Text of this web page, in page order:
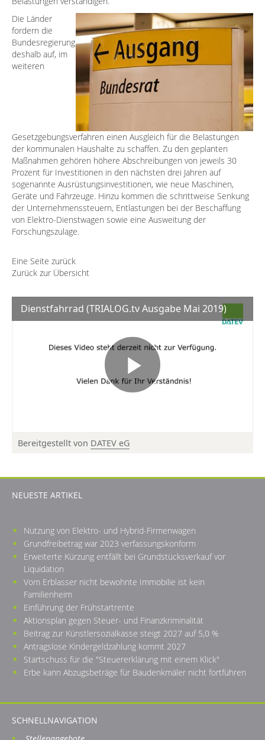
Die Länder
fordern die
Bundesregierung
deshalb auf, im
weiteren
Gesetzgebungsverfahren einen Ausgleich für die Belastungen
der kommunalen Haushalte zu schaffen. Zu den geplanten
Maßnahmen gehören höhere Abschreibungen von jeweils 30
Prozent für Investitionen in den nächsten drei Jahren auf
sogenannte Ausrüstungsinvestitionen, wie neue Maschinen,
Geräte und Fahrzeuge. Hinzu kommen die schrittweise Senkung
der Unternehmenssteuern, Entlastungen bei der Beschaffung
von Elektro-Dienstwagen sowie eine Ausweitung der
Forschungszulage.
Eine Seite zurück
Zurück zur Übersicht
Dienstfahrrad (TRIALOG.tv Ausgabe Mai 2019)
Bereitgestellt von DATEV eG
NEUESTE ARTIKEL
Nutzung von Elektro- und Hybrid-Firmenwagen
Grundfreibetrag war 2023 verfassungskonform
Erweiterte Kürzung entfällt bei Grundstücksverkauf vor
Liquidation
Vom Erblasser nicht bewohnte Immobilie ist kein
Familienheim
Einführung der Frühstartrente
Aktionsplan gegen Steuer- und Finanzkriminalität
Beitrag zur Künstlersozialkasse steigt 2027 auf 5,0 %
Antragslose Kindergeldzahlung kommt 2027
Startschuss für die "Steuererklärung mit einem Klick"
Erbe kann Abzugsbeträge für Baudenkmäler nicht fortführen
SCHNELLNAVIGATION